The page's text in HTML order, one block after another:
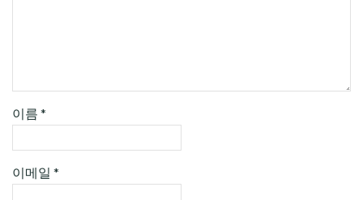
이름 *
이메일 *